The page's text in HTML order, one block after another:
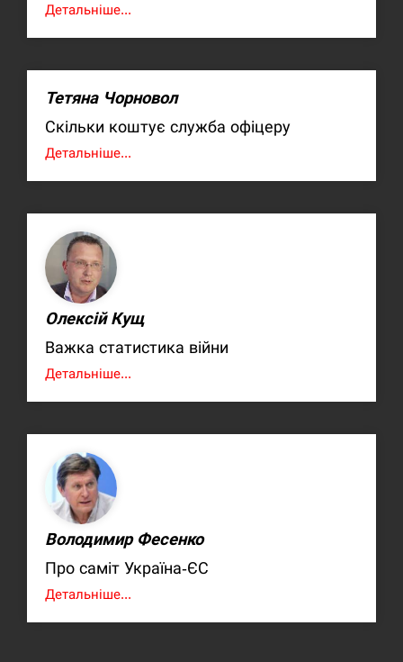
Детальніше...
Тетяна Чорновол
Скільки коштує служба офіцеру
Детальніше...
Олексій Кущ
Важка статистика війни
Детальніше...
Володимир Фесенко
Про саміт Україна-ЄС
Детальніше...